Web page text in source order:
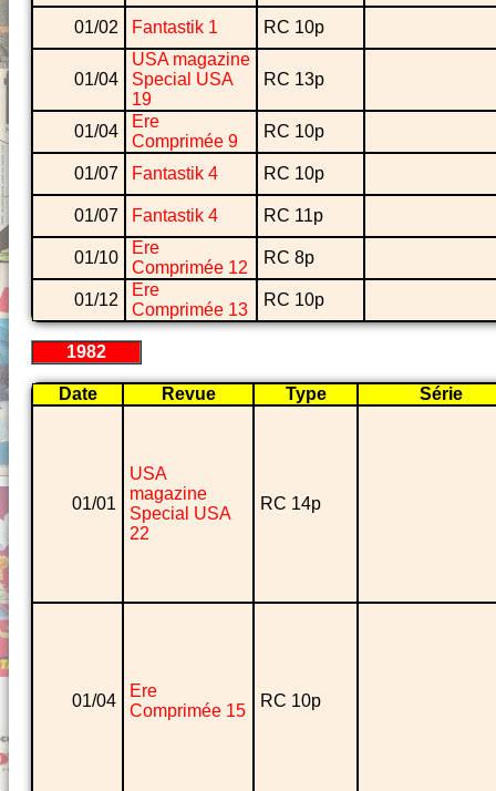
01/02 Fantastik 1 RC 10p
01/04
USA magazine
Special USA
19
RC 13p
01/04
Ere
Comprimée 9
RC 10p
01/07 Fantastik 4 RC 10p
01/07 Fantastik 4 RC 11p
01/10
Ere
Comprimée 12
RC 8p
01/12
Ere
Comprimée 13
RC 10p
1982
Date Revue Type Série
01/01
USA
magazine
Special USA
22
RC 14p
01/04
Ere
Comprimée 15
RC 10p